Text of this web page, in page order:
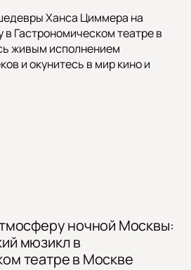
Ханса Циммера на
Гастрономическом театре в
живым исполнением
и окунитесь в мир кино и
ночной Москвы:
мюзикл в
театре в Москве